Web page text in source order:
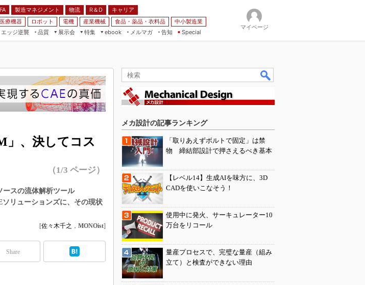
FA 製造マネジメント 物流 R＆D
キャリア
医療機器 ロボット 電機 産業機械 食品・薬品・衣料品
中小製造業
エッジ逆襲 品質
展示会
ピューティング
ルド
特集
ドサービス
画像技術
ツインとCAE
ebook
製造マネジメント
FA
モビリティ
メルマガ
告知 Special
マイページ
」、決してコス
（1/3 ページ）
ースの流体解析ツール
ソリューションズに、その現状
[佐々木千之 ， MONOist]
Share
メカ設計の記事ランキング
「取りあえずボルトで固定」は禁
物 締結部設計で押さえるべき基本
【レベル14】生成AIを味方に、3D
CADを使いこなそう！
使用中に発火、サーキュレーター10
万台をリコール
量産プロセスで、完璧な量産（組み
立て）と検査ができない理由